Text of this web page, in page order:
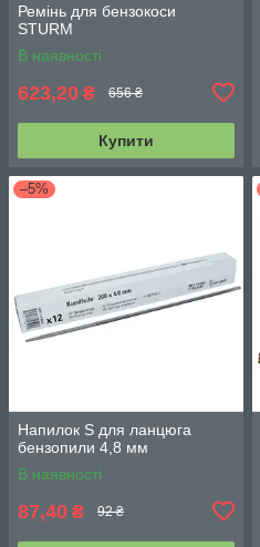
Ремінь для бензокоси
STURM
В наявності
623,20 ₴ 656 ₴
Купити
–5%
Напилок S для ланцюга
бензопили 4,8 мм
В наявності
87,40 ₴ 92 ₴